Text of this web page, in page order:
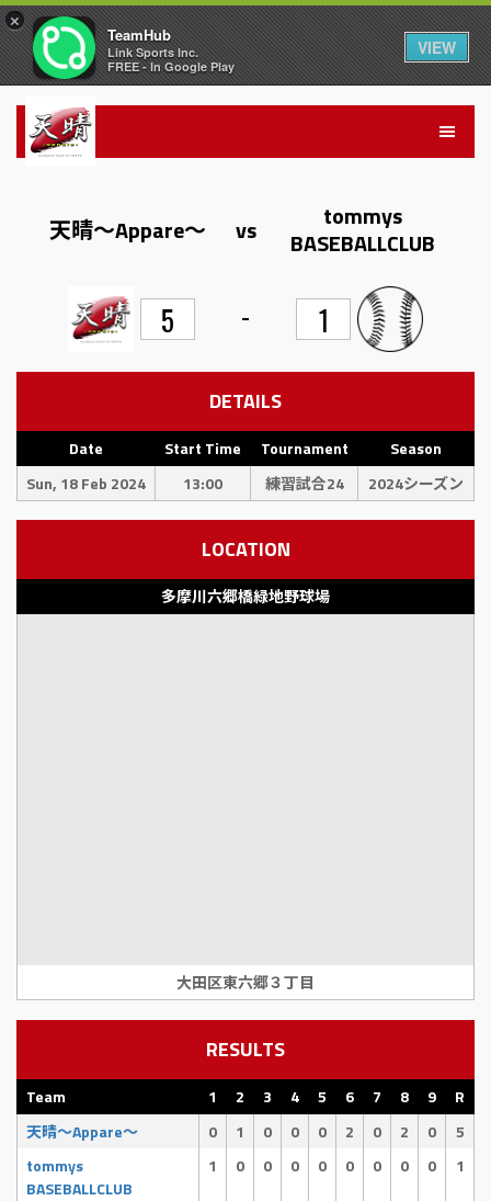
天晴〜Appare〜 vs
tommys
BASEBALLCLUB
5 - 1
DETAILS
Date Start Time Tournament
Season
Sun, 18 Feb 2024
13:00 練習試合24 2024シーズン
LOCATION
多摩川六郷橋緑地野球場
大田区東六郷３丁目
RESULTS
Team 1 2 3 4 5 6 7 8 9
R
天晴〜Appare〜
0 1 0 0 0 2 0 2 0
5
tommys
BASEBALLCLUB
1 0 0 0 0 0 0 0 0 1
×
TeamHub
Link Sports Inc.
FREE - In Google Play
VIEW